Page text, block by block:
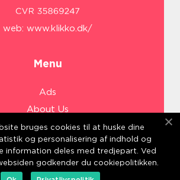
web: www.klikko.dk/
Menu
Ads
About Us
Cookies
Contact
Sitemap
bruges cookies til at huske dine
og personalisering af indhold og
information deles med tredjepart. Ved
godkender du cookiepolitikken.